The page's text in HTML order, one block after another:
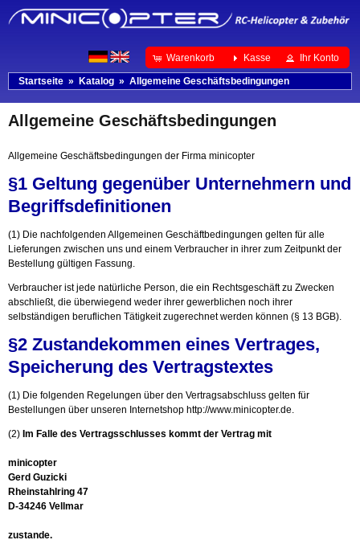
Warenkorb Kasse Ihr Konto
Startseite » Katalog » Allgemeine Geschäftsbedingungen
Allgemeine Geschäftsbedingungen
Allgemeine Geschäftsbedingungen der Firma minicopter
§1 Geltung gegenüber Unternehmern und
Begriffsdefinitionen
(1) Die nachfolgenden Allgemeinen Geschäftbedingungen gelten für alle
Lieferungen zwischen uns und einem Verbraucher in ihrer zum Zeitpunkt der
Bestellung gültigen Fassung.
Verbraucher ist jede natürliche Person, die ein Rechtsgeschäft zu Zwecken
abschließt, die überwiegend weder ihrer gewerblichen noch ihrer
selbständigen beruflichen Tätigkeit zugerechnet werden können (§ 13 BGB).
§2 Zustandekommen eines Vertrages,
Speicherung des Vertragstextes
(1) Die folgenden Regelungen über den Vertragsabschluss gelten für
Bestellungen über unseren Internetshop http://www.minicopter.de.
(2) Im Falle des Vertragsschlusses kommt der Vertrag mit
minicopter
Gerd Guzicki
Rheinstahlring 47
D-34246 Vellmar
zustande.